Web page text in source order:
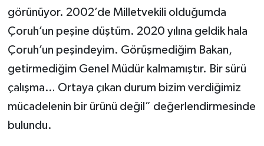
görünüyor. 2002’de Milletvekili olduğumda
Çoruh’un peşine düştüm. 2020 yılına geldik hala
Çoruh’un peşindeyim. Görüşmediğim Bakan,
getirmediğim Genel Müdür kalmamıştır. Bir sürü
çalışma… Ortaya çıkan durum bizim verdiğimiz
mücadelenin bir ürünü değil” değerlendirmesinde
bulundu.